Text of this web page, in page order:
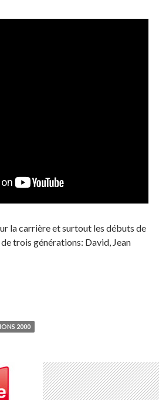
la carrière et surtout les débuts de
trois générations: David, Jean
2000